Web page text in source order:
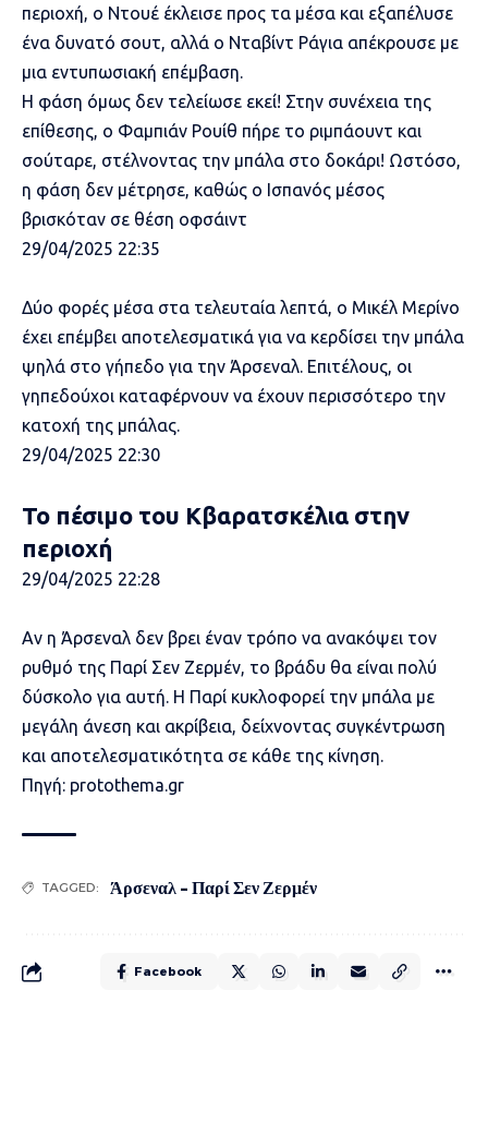
περιοχή, ο Ντουέ έκλεισε προς τα μέσα και εξαπέλυσε
ένα δυνατό σουτ, αλλά ο Νταβίντ Ράγια απέκρουσε με
μια εντυπωσιακή επέμβαση.
Η φάση όμως δεν τελείωσε εκεί! Στην συνέχεια της
επίθεσης, ο Φαμπιάν Ρουίθ πήρε το ριμπάουντ και
σούταρε, στέλνοντας την μπάλα στο δοκάρι! Ωστόσο,
η φάση δεν μέτρησε, καθώς ο Ισπανός μέσος
βρισκόταν σε θέση οφσάιντ
29/04/2025 22:35
Δύο φορές μέσα στα τελευταία λεπτά, ο Μικέλ Μερίνο
έχει επέμβει αποτελεσματικά για να κερδίσει την μπάλα
ψηλά στο γήπεδο για την Άρσεναλ. Επιτέλους, οι
γηπεδούχοι καταφέρνουν να έχουν περισσότερο την
κατοχή της μπάλας.
29/04/2025 22:30
Το πέσιμο του Κβαρατσκέλια στην
περιοχή
29/04/2025 22:28
Αν η Άρσεναλ δεν βρει έναν τρόπο να ανακόψει τον
ρυθμό της Παρί Σεν Ζερμέν, το βράδυ θα είναι πολύ
δύσκολο για αυτή. Η Παρί κυκλοφορεί την μπάλα με
μεγάλη άνεση και ακρίβεια, δείχνοντας συγκέντρωση
και αποτελεσματικότητα σε κάθε της κίνηση.
Πηγή: protothema.gr
TAGGED: Άρσεναλ - Παρί Σεν Ζερμέν
Facebook